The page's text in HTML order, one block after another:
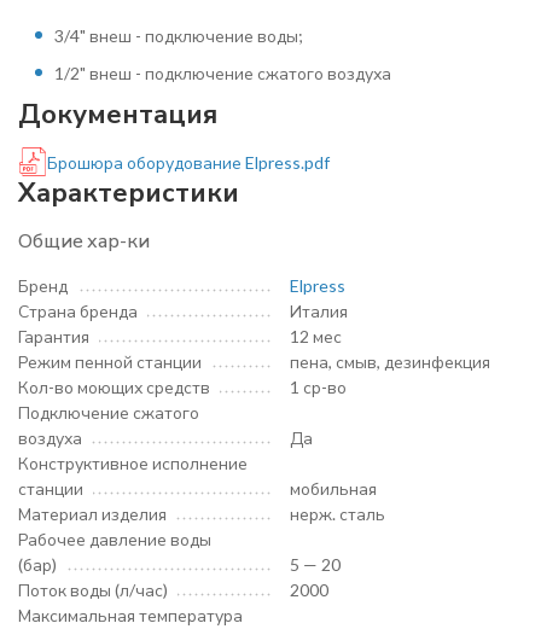
3/4" внеш - подключение воды;
1/2" внеш - подключение сжатого воздуха
Документация
Брошюра оборудование Elpress.pdf
Характеристики
Общие хар-ки
Бренд
Elpress
Страна бренда
Италия
Гарантия
12 мес
Режим пенной станции
пена, смыв, дезинфекция
Кол-во моющих средств
1 ср-во
Подключение сжатого
воздуха
Да
Конструктивное исполнение
станции
мобильная
Материал изделия
нерж. сталь
Рабочее давление воды
(бар)
5 — 20
Поток воды (л/час)
2000
Максимальная температура